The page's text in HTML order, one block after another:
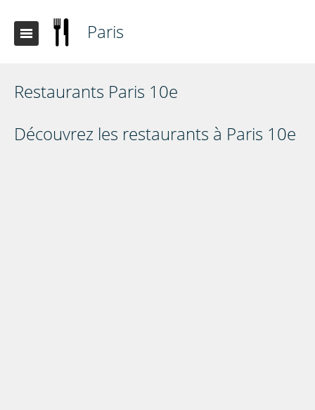
Paris
Restaurants Paris 10e
Découvrez les restaurants à Paris 10e